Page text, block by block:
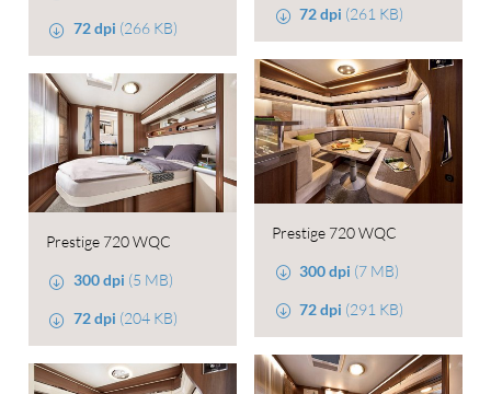
72 dpi (261 KB)
72 dpi (266 KB)
Prestige 720 WQC
300 dpi (7 MB)
72 dpi (291 KB)
Prestige 720 WQC
300 dpi (5 MB)
72 dpi (204 KB)